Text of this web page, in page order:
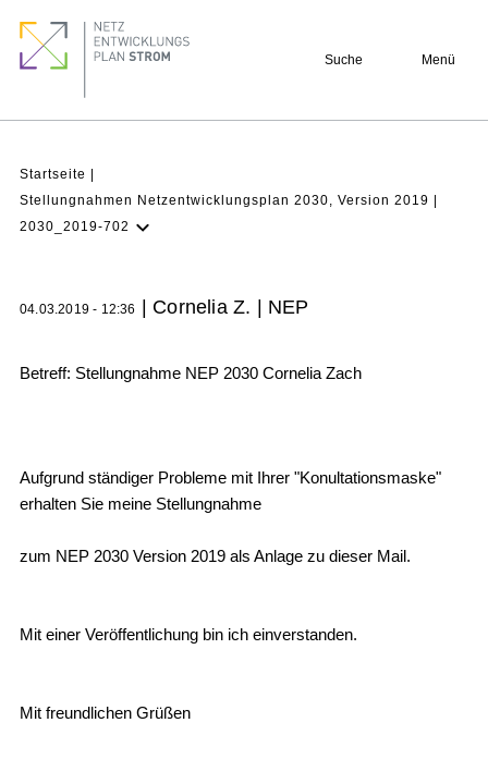
zum
Inhalt
Suche Menü
Pfadnavigation
Startseite
Stellungnahmen Netzentwicklungsplan 2030, Version 2019
2030_2019-702
Beteiligung
04.03.2019 - 12:36 | Cornelia Z. | NEP
Betreff: Stellungnahme NEP 2030 Cornelia Zach
Aufgrund ständiger Probleme mit Ihrer "Konultationsmaske"
erhalten Sie meine Stellungnahme
zum NEP 2030 Version 2019 als Anlage zu dieser Mail.
Mit einer Veröffentlichung bin ich einverstanden.
Mit freundlichen Grüßen
quick
links